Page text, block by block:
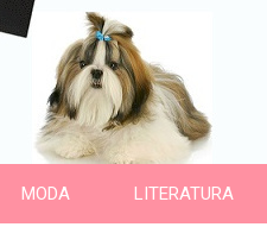
MODA LITERATURA